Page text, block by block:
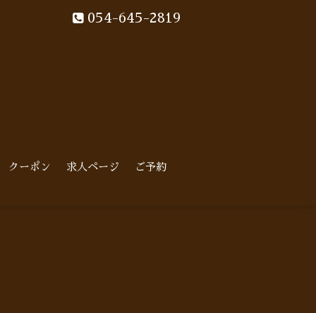
054-645-2819
クーポン 求人ページ
ご予約